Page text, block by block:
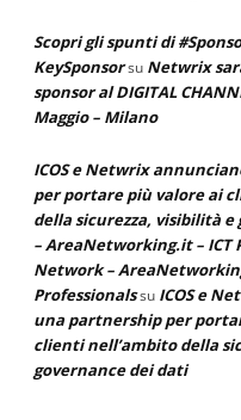
Scopri gli spunti di
KeySponsorsu Netwrix
sponsor al DIGITAL
Maggio – Milano
ICOS e Netwrix
per portare più valore ai
della sicurezza, visibilità
– AreaNetworking.it – ICT
Network –
Professionalssu ICOS e
una partnership per
clienti nell’ambito della
governance dei dati